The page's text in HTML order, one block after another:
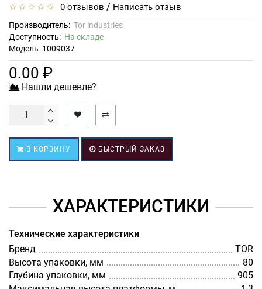
0 отзывов / Написать отзыв
Производитель: Tor industries
Доступность: На складе
Модель 1009037
0.00 ₽
Нашли дешевле?
В КОРЗИНУ БЫСТРЫЙ ЗАКАЗ
ХАРАКТЕРИСТИКИ
Технические характеристики
Бренд
TOR
Высота упаковки, мм
80
Глубина упаковки, мм
905